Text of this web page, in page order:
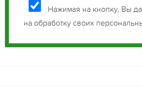
Нажимая на кнопку, Вы
на обработку своих